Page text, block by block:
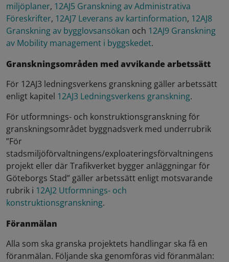
miljöplaner, 12AJ5 Granskning av Administrativa
Föreskrifter, 12AJ7 Leverans av kartinformation, 12AJ8
Granskning av bygglovsansökan och 12AJ9 Granskning
av Mobility management i byggskedet.
Granskningsområden med avvikande arbetssätt
För 12AJ3 ledningsverkens granskning gäller arbetssätt
enligt kapitel 12AJ3 Ledningsverkens granskning.
För utformnings- och konstruktionsgranskning för
granskningsområdet byggnadsverk med underrubrik
”För
stadsmiljöförvaltningens/exploateringsförvaltningens
projekt eller där Trafikverket bygger anläggningar för
Göteborgs Stad” gäller arbetssätt enligt motsvarande
rubrik i 12AJ2 Utformnings- och
konstruktionsgranskning.
Föranmälan
Alla som ska granska projektets handlingar ska få en
föranmälan. Följande ska genomföras vid föranmälan: